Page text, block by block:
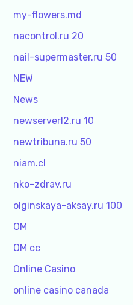
my-flowers.md
nacontrol.ru 20
nail-supermaster.ru 50
NEW
News
newserverl2.ru 10
newtribuna.ru 50
niam.cl
nko-zdrav.ru
olginskaya-aksay.ru 100
OM
OM cc
Online Casino
online casino canada